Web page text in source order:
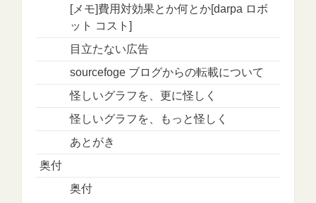
[メモ]費用対効果とか何とか[darpa ロボ
ット コスト]
目立たない広告
sourcefoge ブログからの転載について
怪しいグラフを、更に怪しく
怪しいグラフを、もっと怪しく
あとがき
奥付
奥付